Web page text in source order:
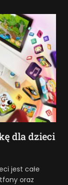
dla dzieci
jest całe
oraz